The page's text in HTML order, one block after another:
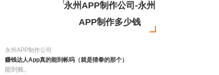
永州APP制作公司-永州
APP制作多少钱
永州APP制作公司
赚钱达人App真的能到帐吗（就是猜拳的那个）
能到账。